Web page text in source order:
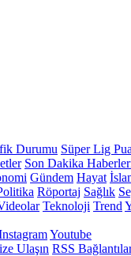
Durumu Süper Lig
Son Dakika
Gündem Hayat
Röportaj Sağlık
Teknoloji Trend
Youtube
Ulaşın RSS